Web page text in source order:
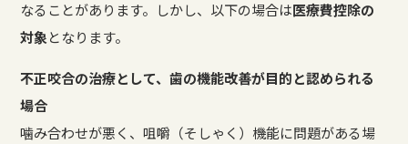
なることがあります。しかし、以下の場合は医療費控除の
対象となります。
不正咬合の治療として、歯の機能改善が目的と認められる
場合
噛み合わせが悪く、咀嚼（そしゃく）機能に問題がある場